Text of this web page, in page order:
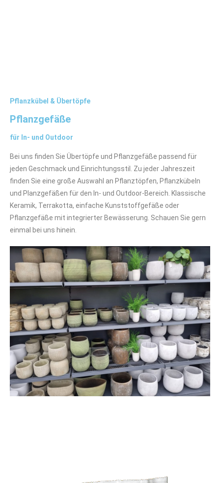
Pflanzkübel & Übertöpfe
Pflanzgefäße
für In- und Outdoor
Bei uns finden Sie Übertöpfe und Pflanzgefäße passend für
jeden Geschmack und Einrichtungsstil. Zu jeder Jahreszeit
finden Sie eine große Auswahl an Pflanztöpfen, Pflanzkübeln
und Planzgefäßen für den In- und Outdoor-Bereich. Klassische
Keramik, Terrakotta, einfache Kunststoffgefäße oder
Pflanzgefäße mit integrierter Bewässerung. Schauen Sie gern
einmal bei uns hinein.